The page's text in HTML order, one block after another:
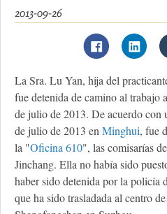
2013-09-26
La Sra. Lu Yan, hija del
fue detenida de camino al trabajo
de julio de 2013. De acuerdo
de julio de 2013 enMinghui, fue
la "Oficina 610", las comisarías
Jinchang. Ella no había sido
haber sido detenida por la policía
que ha sido trasladada al centro